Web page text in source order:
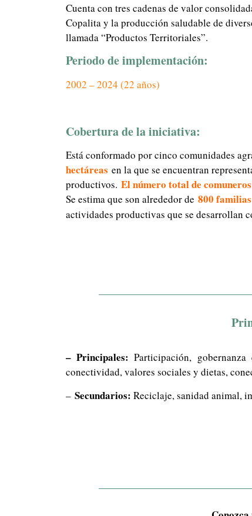
Cuenta con tres cadenas de valor
Copalita y la producción saludable de
llamada “Productos Territoriales”.
Periodo de implementación:
2002 – 2024 (22 años)
Cobertura de la iniciativa:
Está conformado por cinco comunidades
hectáreas en la que se encuentran
productivos. El número total de comuneros
Se estima que son alrededor de 800 familias
actividades productivas que se desarrollan
– Principales: Participación,
conectividad, valores sociales y dietas,
– Secundarios: Reciclaje, sanidad animal,